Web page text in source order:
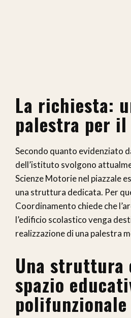
La richiesta:
palestra per
Secondo quanto evidenziato
dell’istituto svolgono
Scienze Motorie nel piazzale
una struttura dedicata. Per
Coordinamento chiede che
l’edificio scolastico venga
realizzazione di una palestra
Una struttura
spazio
polifunzionale